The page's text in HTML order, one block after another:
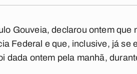
Gouveia, declarou ontem que
Federal e que, inclusive, já se
dada ontem pela manhã,